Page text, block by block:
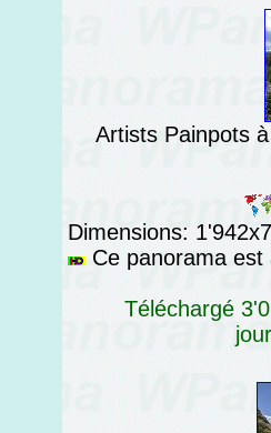
Artists Painpots
Dimensions:
Ce panorama est
Téléchargé